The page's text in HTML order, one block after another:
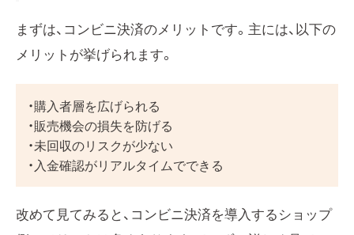
まずは、コンビニ決済のメリットです。主には、以下の
メリットが挙げられます。
・購入者層を広げられる
・販売機会の損失を防げる
・未回収のリスクが少ない
・入金確認がリアルタイムでできる
改めて見てみると、コンビニ決済を導入するショップ